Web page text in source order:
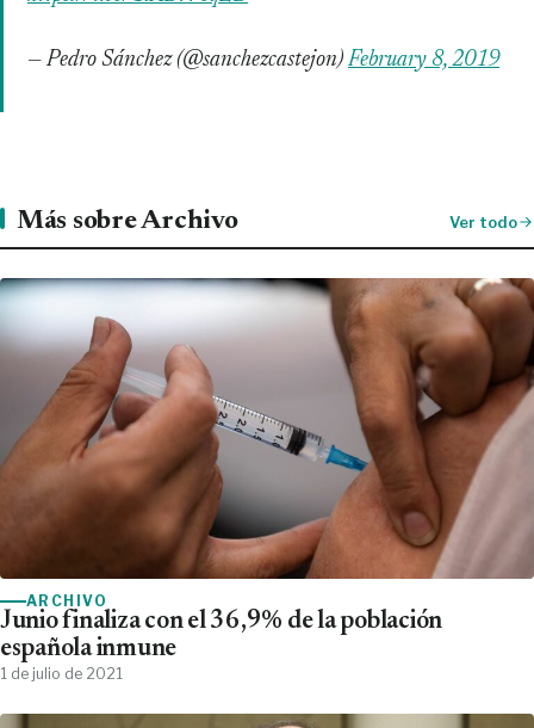
— Pedro Sánchez (@sanchezcastejon)February 8, 2019
Más sobre Archivo Ver todo
ARCHIVO
Junio finaliza con el 36,9% de la población
española inmune
1 de julio de 2021